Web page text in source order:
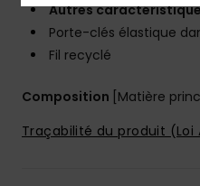
Autres
Porte-clés élastique
Fil recyclé
Composition [Matière
Traçabilité du produit (Loi